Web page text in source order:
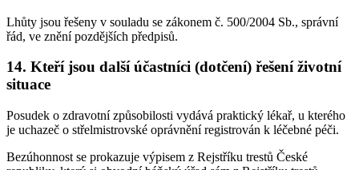
Lhůty jsou řešeny v souladu se zákonem č. 500/2004 Sb., správní
řád, ve znění pozdějších předpisů.
14. Kteří jsou další účastníci (dotčení) řešení životní
situace
Posudek o zdravotní způsobilosti vydává praktický lékař, u kterého
je uchazeč o střelmistrovské oprávnění registrován k léčebné péči.
Bezúhonnost se prokazuje výpisem z Rejstříku trestů České